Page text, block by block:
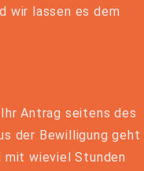
wir lassen es dem
Antrag seitens des
der Bewilligung geht
mit wieviel Stunden